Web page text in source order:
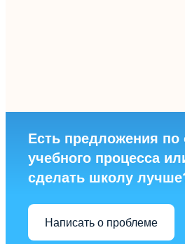
Есть предложения по
учебного процесса
сделать школу
Написать о проблеме